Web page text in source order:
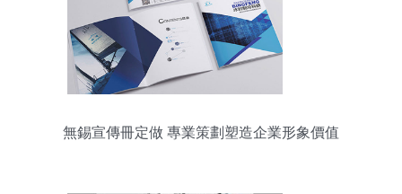
無錫宣傳冊定做 專業策劃塑造企業形象價值